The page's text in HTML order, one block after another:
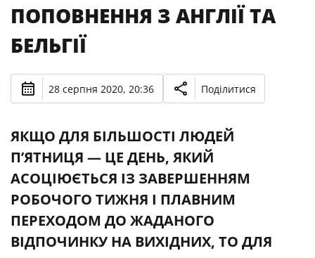
ПОПОВНЕННЯ З АНГЛІЇ ТА
БЕЛЬГІЇ
28 серпня 2020, 20:36 Поділитися
ЯКЩО ДЛЯ БІЛЬШОСТІ ЛЮДЕЙ
П’ЯТНИЦЯ — ЦЕ ДЕНЬ, ЯКИЙ
АСОЦІЮЄТЬСЯ ІЗ ЗАВЕРШЕННЯМ
РОБОЧОГО ТИЖНЯ І ПЛАВНИМ
ПЕРЕХОДОМ ДО ЖАДАНОГО
ВІДПОЧИНКУ НА ВИХІДНИХ, ТО ДЛЯ